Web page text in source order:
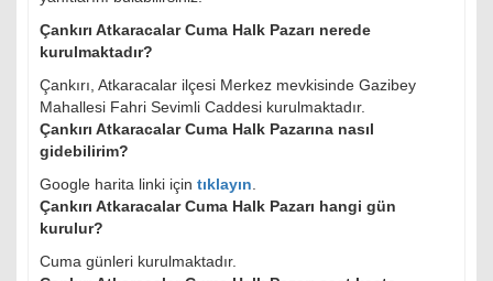
Çankırı Atkaracalar Cuma Halk Pazarı nerede
kurulmaktadır?
Çankırı, Atkaracalar ilçesi Merkez mevkisinde Gazibey
Mahallesi Fahri Sevimli Caddesi kurulmaktadır.
Çankırı Atkaracalar Cuma Halk Pazarına nasıl
gidebilirim?
Google harita linki için tıklayın
Çankırı Atkaracalar Cuma Halk Pazarı hangi gün
kurulur?
Cuma günleri kurulmaktadır.